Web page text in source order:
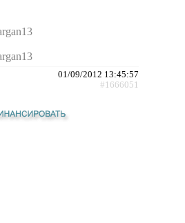
01/09/2012 13:45:57
#1666051